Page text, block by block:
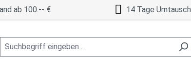
ab 100.-- € 14 Tage Umtausch